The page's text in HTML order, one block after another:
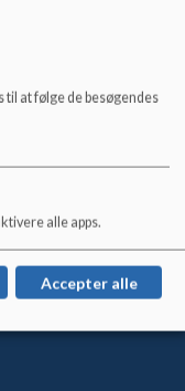
at følge de besøgendes
alle apps.
Accepter alle